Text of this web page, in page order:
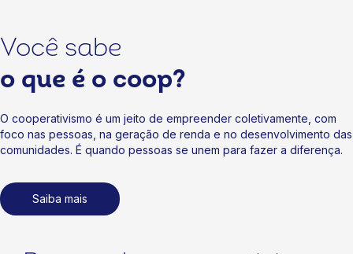
Você sabe
o que é o coop?
O cooperativismo é um jeito de empreender coletivamente, com
foco nas pessoas, na geração de renda e no desenvolvimento das
comunidades. É quando pessoas se unem para fazer a diferença.
Saiba mais